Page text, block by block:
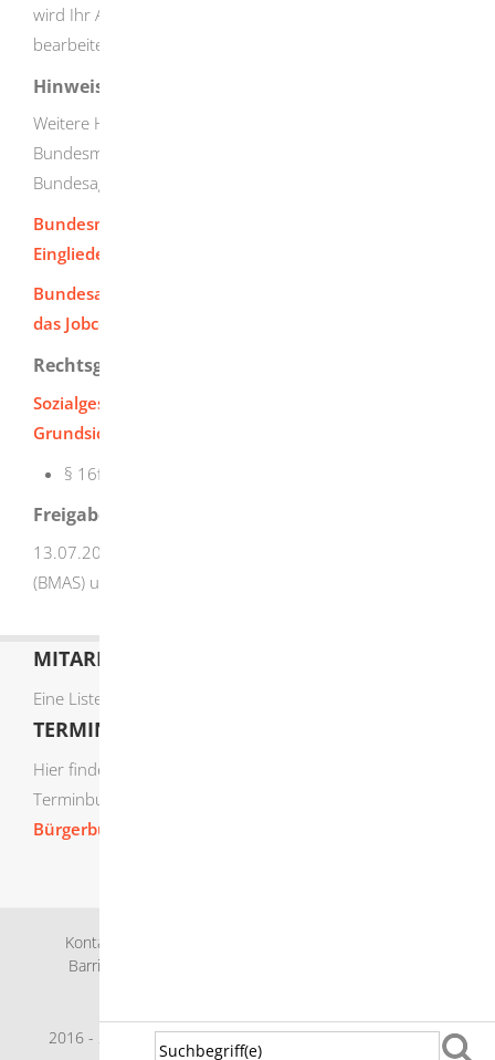
wird Ihr Antrag in der Regel innerhalb von wenigen Tagen
bearbeitet.
Hinweise
Weitere Hinweise finden Sie auf der Webseite des
Bundesministriums für Arbeit und Soziales und der
Bundesagentur für Arbeit.
Bundesministerium für Arbeit und Soziales -
Eingliederungsleistungen
Bundesagentur für Arbeit - Freie Förderung durch
das Jobcenter
Rechtsgrundlage
Sozialgesetzbuch (SGB) Zweites Buch (II) - Bürgergeld,
Grundsicherung für Arbeitsuchende:
§ 16f Freie Förderung
Freigabevermerk
13.07.2026 Bundesministerium für Arbeit und Soziales
(BMAS) und Wirtschaftsministerium Baden-Württemberg
MITARBEITERLISTE
Eine Liste der Mitarbeiter von A-Z finden Sie
TERMIN ONLINE BUCHEN
Hier finden Sie die verfügbaren Sachgebiete zur Online-
Terminbuchung:
Bürgerbüro Termine online buchen
Kontakt
Barrierefreiheit
2016 - 2026 © Herbrechtingen |powered byKomm.ONE